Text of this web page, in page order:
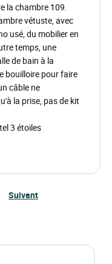
la chambre 109.
vétuste, avec
usé, du mobilier en
temps, une
de bain à la
bouilloire pour faire
câble ne
la prise, pas de kit
3 étoiles
Suivant